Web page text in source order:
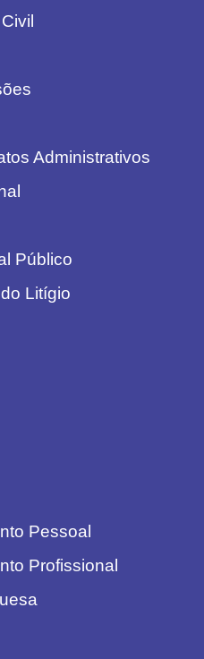
Administrativos
Público
Litígio
Pessoal
Profissional